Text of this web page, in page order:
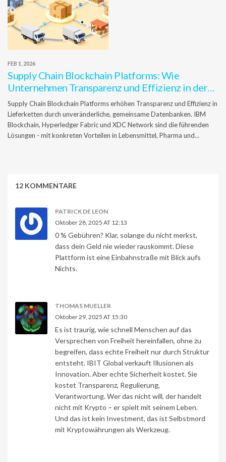
FEB 1, 2026
Supply Chain Blockchain Platforms: Wie
Unternehmen Transparenz und Effizienz in der
Lieferkette erreichen
Supply Chain Blockchain Platforms erhöhen Transparenz und Effizienz in
Lieferketten durch unveränderliche, gemeinsame Datenbanken. IBM
Blockchain, Hyperledger Fabric und XDC Network sind die führenden
Lösungen - mit konkreten Vorteilen in Lebensmittel, Pharma und
12 KOMMENTARE
PATRICK DE LEON
Oktober 28, 2025 AT 12:13
0 % Gebühren? Klar, solange du nicht merkst,
dass dein Geld nie wieder rauskommt. Diese
Plattform ist eine Einbahnstraße mit Blick aufs
Nichts.
THOMAS MUELLER
Oktober 29, 2025 AT 15:30
Es ist traurig, wie schnell Menschen auf das
Versprechen von Freiheit hereinfallen, ohne zu
begreifen, dass echte Freiheit nur durch Struktur
entsteht. IBIT Global verkauft Illusionen als
Innovation. Aber echte Sicherheit kostet. Sie
kostet Transparenz, Regulierung,
Verantwortung. Wer das nicht will, der handelt
nicht mit Krypto – er spielt mit seinem Leben.
Und das ist kein Investment, das ist Selbstmord
mit Kryptowährungen als Werkzeug.